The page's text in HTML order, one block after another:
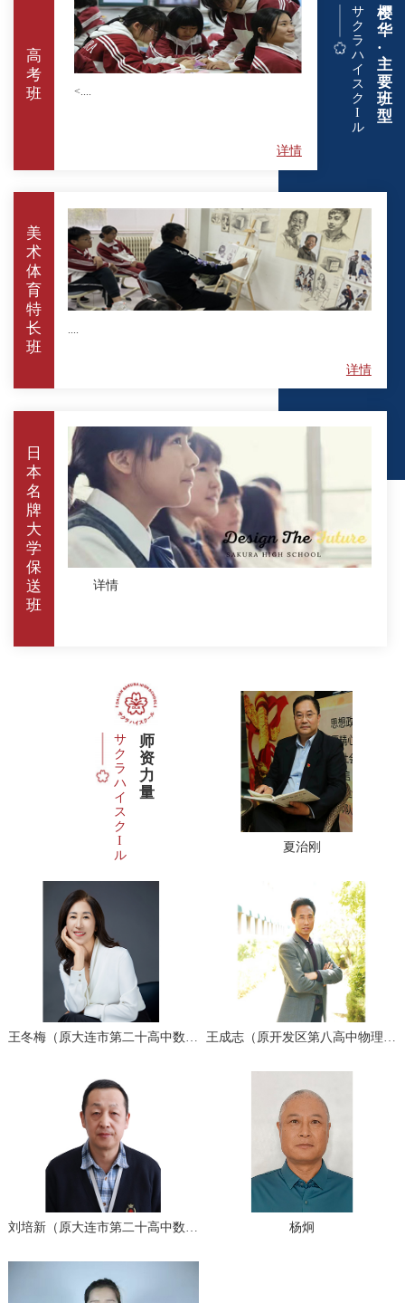
推广校等荣誉称号，主持多项国家级课题并顺利结题，撰
写论文多次在《辽宁教育》、《大连教育》等专业报刊发
表，高考成绩连续取得历史突破，在大连教育界形成了五
中现象。
サ
ク
ラ
ハ
イ
ス
ク
I
ル
樱
华
·
主
要
班
型
高
考
班
<....
详情
美
术
体
育
特
长
班
....
详情
日
本
名
牌
大
学
保
送
班
详情
サ
ク
ラ
ハ
イ
ス
ク
I
ル
师
资
力
量
夏治刚
杨炯